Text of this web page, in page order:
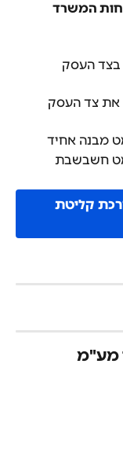
המשרד
בצד העסק
את צד העסק
מבנה אחיד
חשבשבת
קליטת
מע"מ